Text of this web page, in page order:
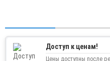
Доступ к ценам!
Цены доступны после